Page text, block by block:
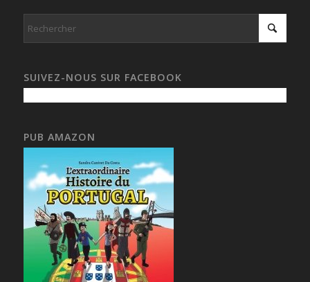
SUIVEZ-NOUS SUR FACEBOOK
PUB AMAZON